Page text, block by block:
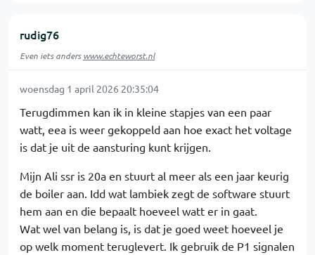
rudig76
Even iets anderswww.echteworst.nl
woensdag 1 april 2026 20:35:04
Terugdimmen kan ik in kleine stapjes van een paar
watt, eea is weer gekoppeld aan hoe exact het voltage
is dat je uit de aansturing kunt krijgen.
Mijn Ali ssr is 20a en stuurt al meer als een jaar keurig
de boiler aan. Idd wat lambiek zegt de software stuurt
hem aan en die bepaalt hoeveel watt er in gaat.
Wat wel van belang is, is dat je goed weet hoeveel je
op welk moment teruglevert. Ik gebruik de P1 signalen